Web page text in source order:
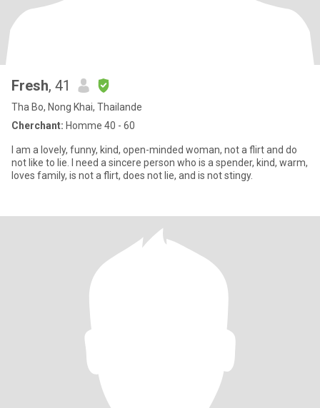
Fresh, 41
Tha Bo, Nong Khai, Thailande
Cherchant: Homme 40 - 60
I am a lovely, funny, kind, open-minded woman, not a flirt and do
not like to lie. I need a sincere person who is a spender, kind, warm,
loves family, is not a flirt, does not lie, and is not stingy.